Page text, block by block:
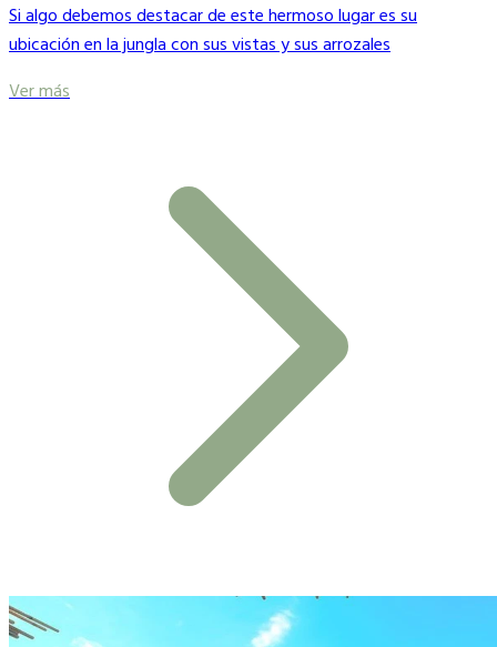
Si algo debemos destacar de este hermoso lugar es su
ubicación en la jungla con sus vistas y sus arrozales
Ver más